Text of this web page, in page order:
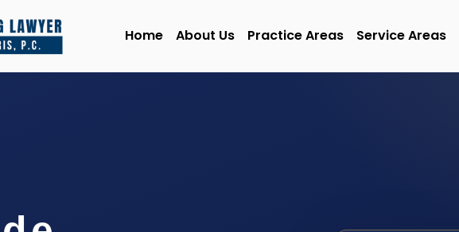
Home About Us Practice Areas Service Areas